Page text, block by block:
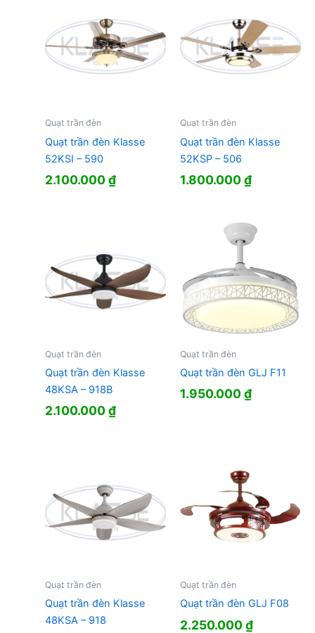
Quạt trần đèn
Quạt trần đèn Klasse
52KSI – 590
2.100.000₫
Quạt trần đèn
Quạt trần đèn Klasse
52KSP – 506
1.800.000₫
Quạt trần đèn
Quạt trần đèn Klasse
48KSA – 918B
2.100.000₫
Quạt trần đèn
Quạt trần đèn GLJ F11
1.950.000₫
Quạt trần đèn
Quạt trần đèn Klasse
48KSA – 918
Quạt trần đèn
Quạt trần đèn GLJ F08
2.250.000₫